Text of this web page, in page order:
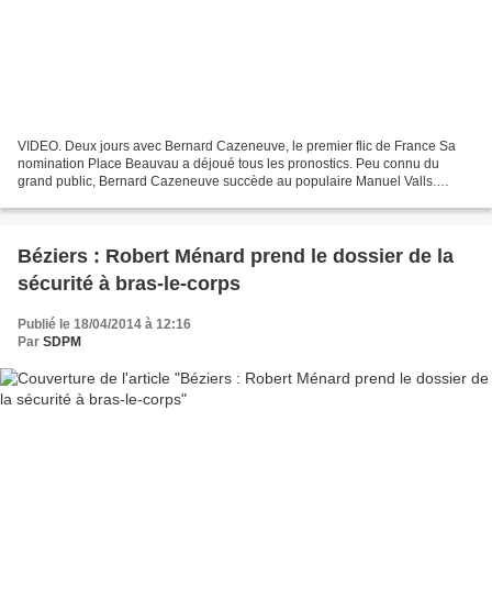
VIDEO. Deux jours avec Bernard Cazeneuve, le premier flic de France Sa
nomination Place Beauvau a déjoué tous les pronostics. Peu connu du
grand public, Bernard Cazeneuve succède au populaire Manuel Valls.
Béziers : Robert Ménard prend le dossier de la
sécurité à bras-le-corps
Publié le 18/04/2014 à 12:16
Par SDPM